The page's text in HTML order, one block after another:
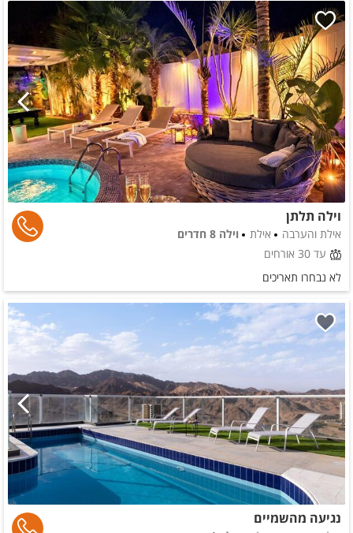
וילה תלתן
אילת והערבה אילת
וילה 8 חדרים
עד 30 אורחים
לא נבחרו תאריכים
נגיעה מהשמיים